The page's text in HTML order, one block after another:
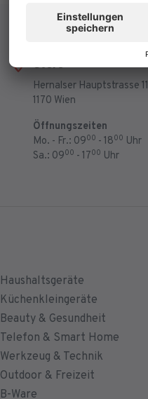
Store
Hernalser Hauptstrasse
1170 Wien
Öffnungszeiten
Mo. - Fr.: 0900 - 1800 Uhr
Sa.: 0900 - 1700 Uhr
Haushaltsgeräte
Küchenkleingeräte
Beauty & Gesundheit
Telefon & Smart Home
Werkzeug & Technik
Outdoor & Freizeit
B-Ware